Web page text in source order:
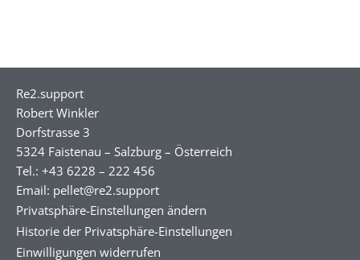
Re2.support
Robert Winkler
Dorfstrasse 3
5324 Faistenau – Salzburg – Österreich
Tel.: +43 6228 – 222 456
Email: pellet@re2.support
Privatsphäre-Einstellungen ändern
Historie der Privatsphäre-Einstellungen
Einwilligungen widerrufen